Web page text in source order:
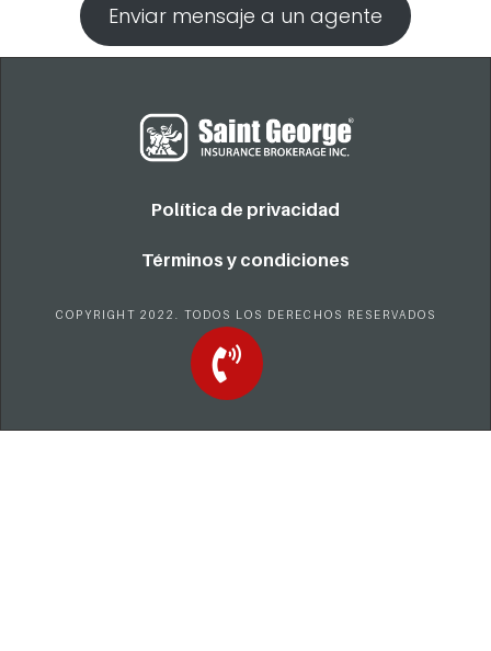
Enviar mensaje a un agente
Política de privacidad
Términos y condiciones
COPYRIGHT 2022. TODOS LOS DERECHOS RESERVADOS